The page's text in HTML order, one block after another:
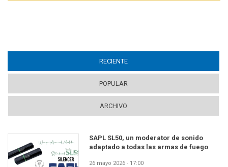
RECIENTE
POPULAR
ARCHIVO
SAPL SL50, un moderator de sonido
adaptado a todas las armas de fuego
26 mayo 2026 - 17:00